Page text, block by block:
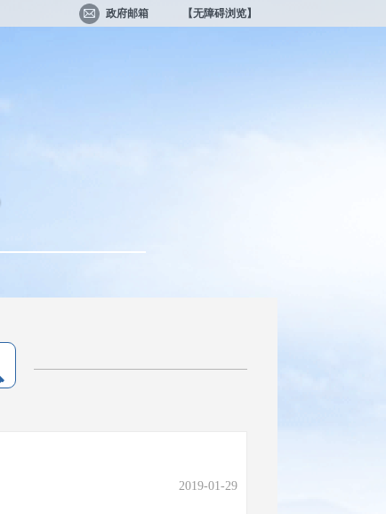
政府邮箱 【无障碍浏览】
2019-01-29